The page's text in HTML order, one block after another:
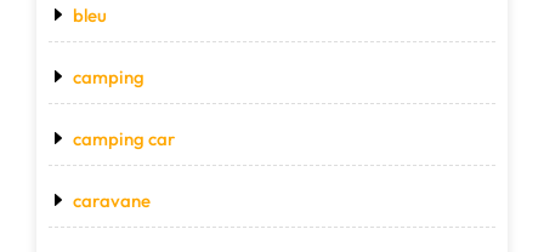
bleu
camping
camping car
caravane